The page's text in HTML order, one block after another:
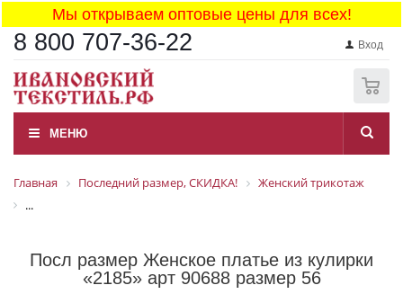
Мы открываем оптовые цены для всех!
8 800 707-36-22 Вход
МЕНЮ
Главная Последний размер, СКИДКА!
Женский трикотаж
...
Посл размер Женское платье из кулирки
«2185» арт 90688 размер 56